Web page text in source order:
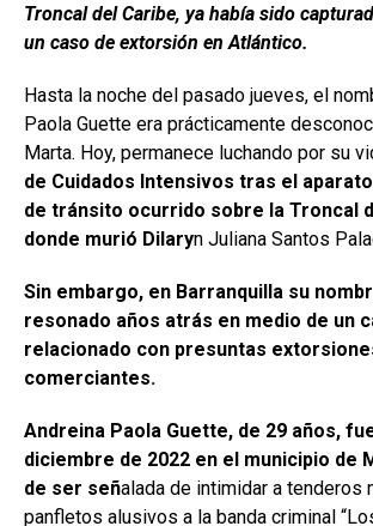
Troncal del Caribe, ya había sido
un caso de extorsión en Atlántico.
Hasta la noche del pasado jueves, el
Paola Guette era prácticamente
Marta. Hoy, permanece luchando por su
de Cuidados Intensivos tras el
de tránsito ocurrido sobre la Troncal
donde murió Dilaryn Juliana Santos
Sin embargo, en Barranquilla su
resonado años atrás en medio de un
relacionado con presuntas
comerciantes.
Andreina Paola Guette, de 29 años,
diciembre de 2022 en el municipio de
de ser señalada de intimidar a tenderos
panfletos alusivos a la banda criminal